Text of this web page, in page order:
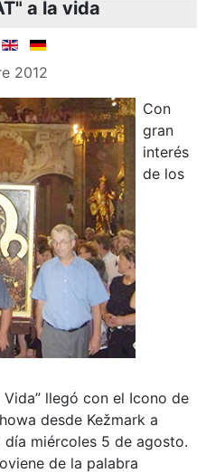
a la vida
2012
Con
gran
interés
de los
llegó con el Icono de
desde Kežmark a
miércoles 5 de agosto.
de la palabra